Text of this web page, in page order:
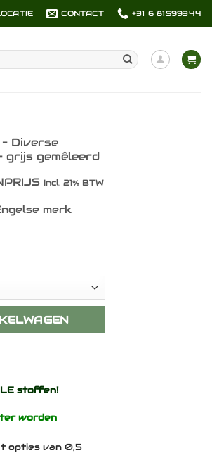
CONTACT +31 6 81599344
Diverse
grijs gemêleerd
Incl. 21% BTW
merk
stoffen!
worden
opties van 0,5